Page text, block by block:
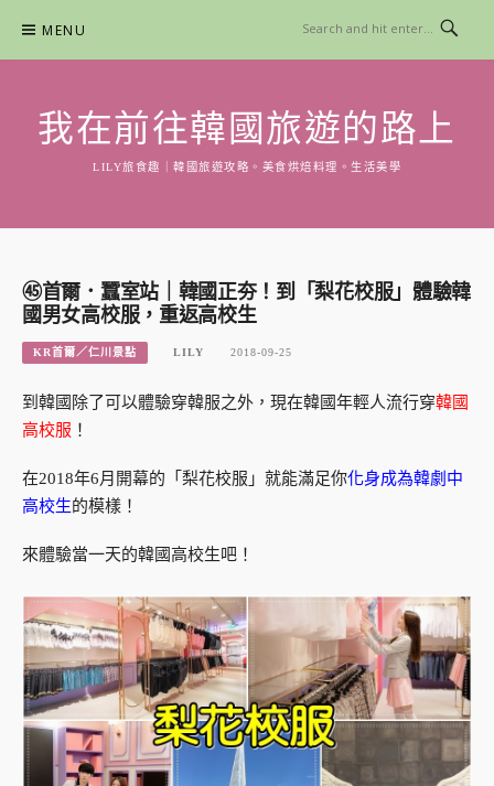
content
MENU
我在前往韓國旅遊的路上
LILY旅食趣｜韓國旅遊攻略。美食烘焙料理。生活美學
㊺首爾．蠶室站｜韓國正夯！到「梨花校服」體驗韓
國男女高校服，重返高校生
KR首爾／仁川景點 LILY 2018-09-25
到韓國除了可以體驗穿韓服之外，現在韓國年輕人流行穿韓國
高校服 ！
在2018年6月開幕的「梨花校服」就能滿足你化身成為韓劇中
高校生的模樣！
來體驗當一天的韓國高校生吧！